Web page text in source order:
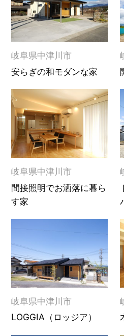
岐阜県中津川市
安らぎの和モダンな家
岐阜県中津川市
間接照明でお洒落に暮ら
す家
岐阜県中津川市
LOGGIA（ロッジア）